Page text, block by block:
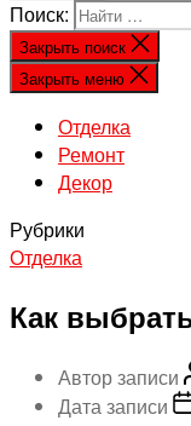
Поиск:
Закрыть поиск
Закрыть меню
Отделка
Ремонт
Декор
Рубрики
Отделка
Как
Автор записи
Дата записи